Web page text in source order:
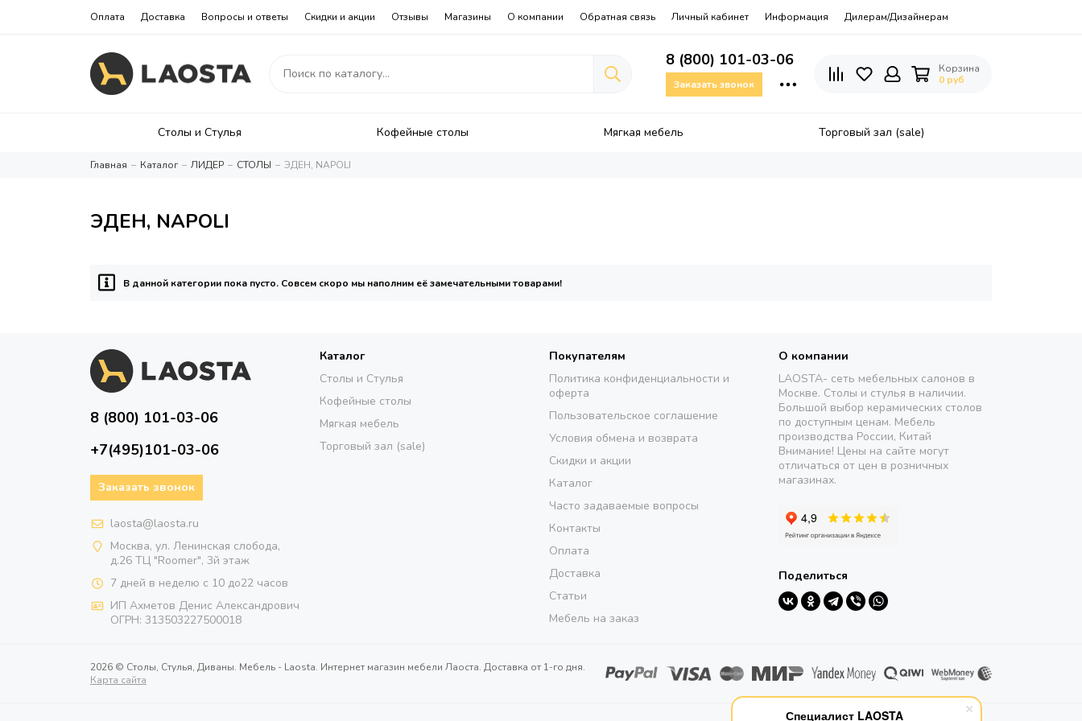
Специалист LAOSTA
Оплата Доставка Вопросы и ответы Скидки и акции Отзывы Магазины О компании Обратная связь Личный кабинет Информация Дилерам/Дизайнерам
8 (800) 101-03-06
Заказать звонок
Корзина
0 руб
Столы и Стулья Кофейные столы Мягкая мебель Торговый зал (sale)
Главная Каталог ЛИДЕР СТОЛЫ ЭДЕН, NAPOLI
ЭДЕН, NAPOLI
В данной категории пока пусто. Совсем скоро мы наполним её замечательными товарами!
8 (800) 101-03-06
+7(495)101-03-06
Заказать звонок
laosta@laosta.ru
Москва, ул. Ленинская слобода,
д.26 ТЦ "Roomer", 3й этаж
7 дней в неделю с 10 до22 часов
ИП Ахметов Денис Александрович
ОГРН: 313503227500018
Каталог
Столы и Стулья
Кофейные столы
Мягкая мебель
Торговый зал (sale)
Покупателям
Политика конфиденциальности и
оферта
Пользовательское соглашение
Условия обмена и возврата
Скидки и акции
Каталог
Часто задаваемые вопросы
Контакты
Оплата
Доставка
Статьи
Мебель на заказ
О компании
LAOSTA- сеть мебельных салонов в
Москве. Столы и стулья в наличии.
Большой выбор керамических столов
по доступным ценам. Мебель
производства России, Китай
Внимание! Цены на сайте могут
отличаться от цен в розничных
магазинах.
Поделиться
2026 © Столы, Стулья, Диваны. Мебель - Laosta. Интернет магазин мебели Лаоста. Доставка от 1-го дня.
Карта сайта